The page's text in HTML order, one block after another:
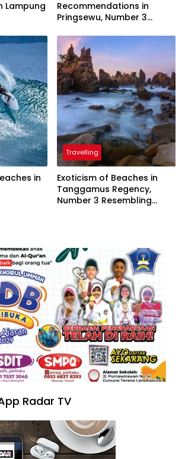
Lampung
Recommendations in
Pringsewu, Number 3
President
in
Travelling
Exoticism of Beaches in
Tanggamus Regency,
Number 3 Resembling
Radar TV